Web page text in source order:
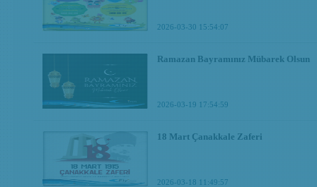
2026-03-30 15:54:07
Ramazan Bayramınız Mübarek Olsun
2026-03-19 17:54:59
18 Mart Çanakkale Zaferi
2026-03-18 11:49:57